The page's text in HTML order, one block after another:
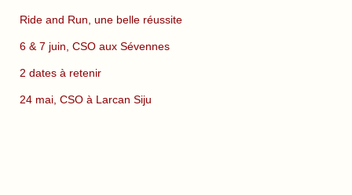
Ride and Run, une belle réussite
6 & 7 juin, CSO aux Sévennes
2 dates à retenir
24 mai, CSO à Larcan Siju